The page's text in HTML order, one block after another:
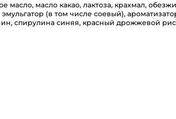
масло, масло какао, лактоза, крахмал,
(в том числе соевый),
спирулина синяя, красный дрожжевой